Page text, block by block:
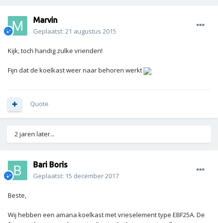
Marvin
Geplaatst: 21 augustus 2015
Kijk, toch handig zulke vrienden!
Fijn dat de koelkast weer naar behoren werkt
Quote
2 jaren later...
Bari Boris
Geplaatst: 15 december 2017
Beste,
Wij hebben een amana koelkast met vrieselement type EBF25A. De